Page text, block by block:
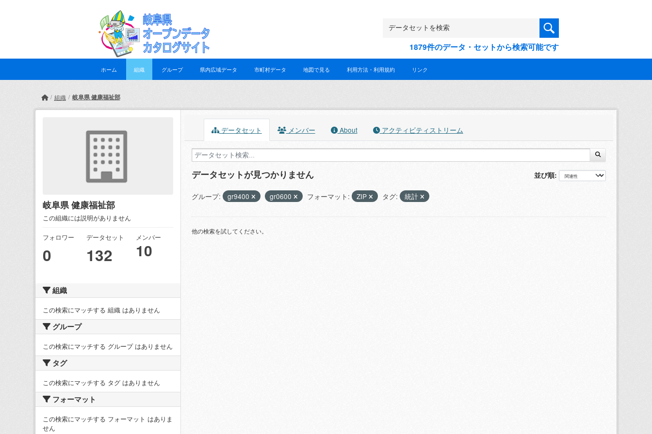
1879件のデータ・セットから検索可能です
ホーム 組織 グループ 県内広域データ 市町村データ 地図で見る 利用方法・利用規約 リンク
組織 岐阜県 健康福祉部
岐阜県 健康福祉部
この組織には説明がありません
フォロワー
0
データセット
132
メンバー
10
組織
この検索にマッチする 組織 はありません
グループ
この検索にマッチする グループ はありません
タグ
この検索にマッチする タグ はありません
フォーマット
この検索にマッチする フォーマット はありま
せん
データセット メンバー About アクティビティストリーム
並び順
データセットが見つかりません
グループ: gr9400 gr0600 フォーマット: ZIP タグ: 統計
他の検索を試してください。